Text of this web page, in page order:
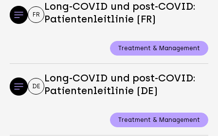
FR
Long-COVID und post-COVID:
Patientenleitlinie (FR)
Treatment & Management
DE
Long-COVID und post-COVID:
Patientenleitlinie (DE)
Treatment & Management